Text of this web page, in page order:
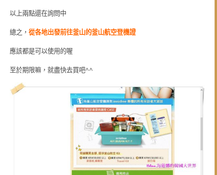
以上兩點還在詢問中
總之， 從各地出發前往釜山的釜山航空登機證
應該都是可以使用的喔
至於期限嘛，就盡快去買吧^^